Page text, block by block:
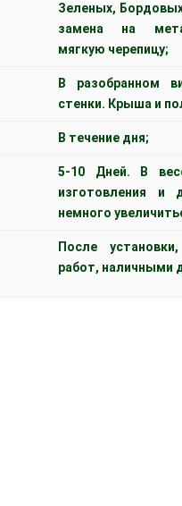
Зеленых,
замена на
мягкую черепицу;
В разобранном
стенки. Крыша и
В течение дня;
5-10 Дней. В
изготовления и
немного
После
работ, наличными